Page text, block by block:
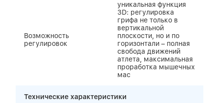
Возможность
регулировок
уникальная функция
3D: регулировка
грифа не только в
вертикальной
плоскости, но и по
горизонтали – полная
свобода движений
атлета, максимальная
проработка мышечных
мас
Технические характеристики